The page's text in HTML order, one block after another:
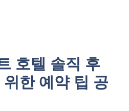
호텔 솔직 후
한 예약 팁 공